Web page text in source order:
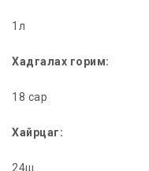
1л
Хадгалах горим:
18 сар
Хайрцаг:
24ш